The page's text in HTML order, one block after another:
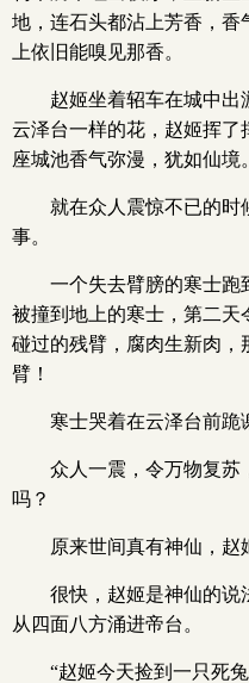
地，连石头都沾上芳香，
上依旧能嗅见那香。
赵姬坐着轺车在城中出
云泽台一样的花，赵姬挥
座城池香气弥漫，犹如仙境。
就在众人震惊不已的时
事。
一个失去臂膀的寒士跑
被撞到地上的寒士，第二天
碰过的残臂，腐肉生新肉
臂！
寒士哭着在云泽台前跪
众人一震，令万物复苏
吗？
原来世间真有神仙，赵
很快，赵姬是神仙的说
从四面八方涌进帝台。
“赵姬今天捡到一只死